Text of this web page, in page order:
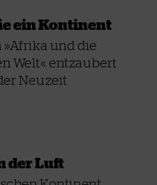
ein Kontinent
»Afrika und die
Welt« entzaubert
Neuzeit
der Luft